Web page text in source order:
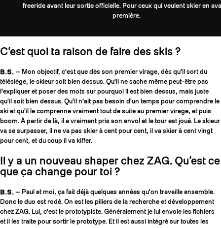
freeride avant leur sortie officielle. Pour ceux qui veulent skier en
première.
C’est quoi ta raison de faire des skis ?
B.S. — Mon objectif, c'est que dès son premier virage, dès qu'il sort du
télésiège, le skieur soit bien dessus. Qu'il ne sache même peut-être pas
l'expliquer et poser des mots sur pourquoi il est bien dessus, mais juste
qu'il soit bien dessus. Qu'il n'ait pas besoin d'un temps pour comprendre le
ski et qu'il le comprenne vraiment tout de suite au premier virage, et puis
boom. À partir de là, il a vraiment pris son envol et le tour est joué. Le skieur
va se surpasser, il ne va pas skier à cent pour cent, il va skier à cent vingt
pour cent, et du coup il va kiffer.
Il y a un nouveau shaper chez ZAG. Qu’est ce
que ça change pour toi ?
B.S. — Paul et moi, ça fait déjà quelques années qu'on travaille ensemble.
Donc le duo est rodé. On est les piliers de la recherche et développement
chez ZAG. Lui, c'est le prototypiste. Généralement je lui envoie les fichiers
et il les traite pour sortir le prototype. Et il est aussi intégré sur toutes les